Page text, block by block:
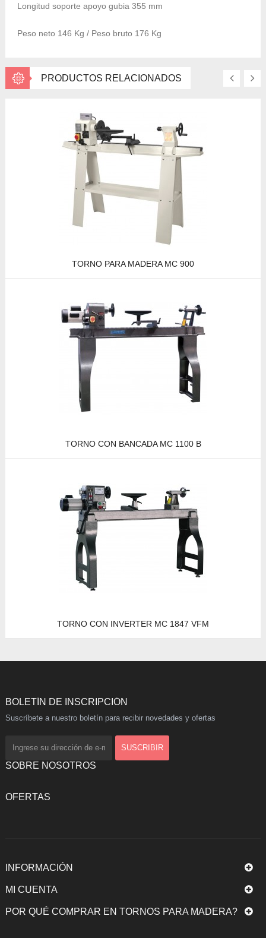
Longitud soporte apoyo gubia 355 mm
Peso neto 146 Kg / Peso bruto 176 Kg
PRODUCTOS RELACIONADOS
TORNO PARA MADERA MC 900
TORNO CON BANCADA MC 1100 B
TORNO CON INVERTER MC 1847 VFM
BOLETÍN DE INSCRIPCIÓN
Suscríbete a nuestro boletín para recibir novedades y ofertas
SOBRE NOSOTROS
OFERTAS
INFORMACIÓN
MI CUENTA
POR QUÉ COMPRAR EN TORNOS PARA MADERA?